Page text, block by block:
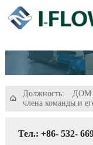

Должность: ДОМ
члена команды и
Тел.: +86- 532-